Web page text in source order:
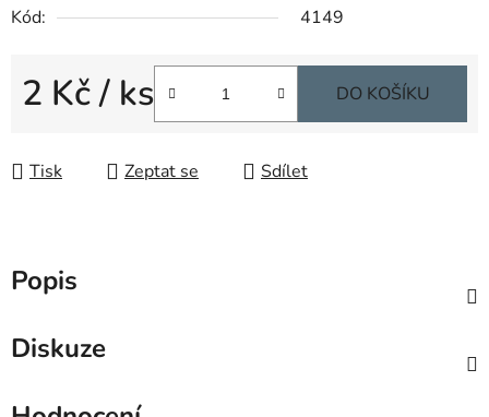
Kód:
4149
2 Kč/ ks DO KOŠÍKU
Tisk Zeptat se Sdílet
Popis
Diskuze